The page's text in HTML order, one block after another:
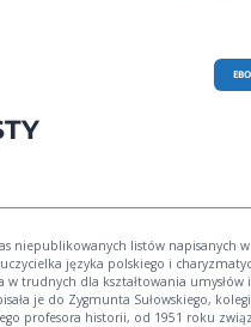
niepublikowanych listów napisanych
języka polskiego i
w trudnych dla kształtowania umysłów
je do Zygmunta Sułowskiego,
profesora historii, od 1951 roku